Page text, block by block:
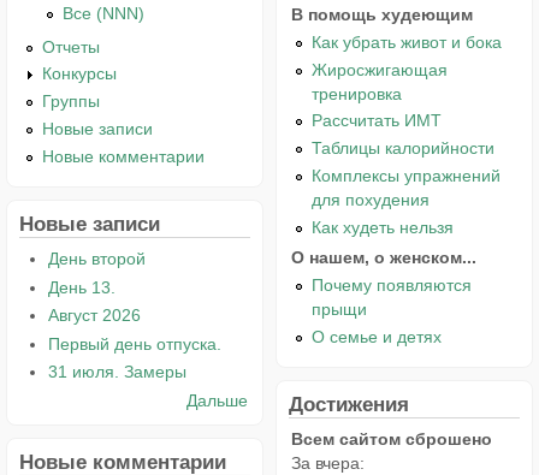
Все (NNN)
Отчеты
Конкурсы
Группы
Новые записи
Новые комментарии
Новые записи
День второй
День 13.
Август 2026
Первый день отпуска.
31 июля. Замеры
Дальше
Новые комментарии
В помощь худеющим
Как убрать живот и бока
Жиросжигающая
тренировка
Рассчитать ИМТ
Таблицы калорийности
Комплексы упражнений
для похудения
Как худеть нельзя
О нашем, о женском...
Почему появляются
прыщи
О семье и детях
Достижения
Всем сайтом сброшено
За вчера: